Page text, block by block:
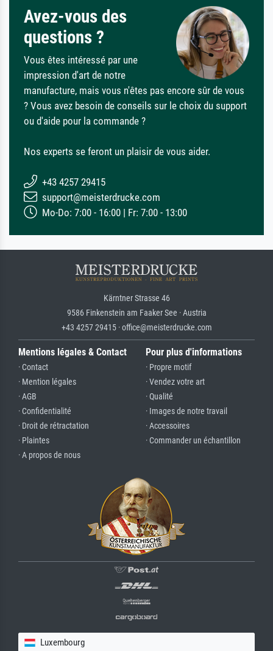
Avez-vous des
questions ?
Vous êtes intéressé par une
impression d'art de notre
manufacture, mais vous n'êtes pas encore sûr de vous
? Vous avez besoin de conseils sur le choix du support
ou d'aide pour la commande ?
Nos experts se feront un plaisir de vous aider.
+43 4257 29415
support@meisterdrucke.com
Mo-Do: 7:00 - 16:00 | Fr: 7:00 - 13:00
Kärntner Strasse 46
9586 Finkenstein am Faaker See · Austria
+43 4257 29415 · office@meisterdrucke.com
Mentions légales & Contact
· Contact
· Mention légales
· AGB
· Confidentialité
· Droit de rétractation
· Plaintes
· A propos de nous
Pour plus d'informations
· Propre motif
· Vendez votre art
· Qualité
· Images de notre travail
· Accessoires
· Commander un échantillon
Luxembourg